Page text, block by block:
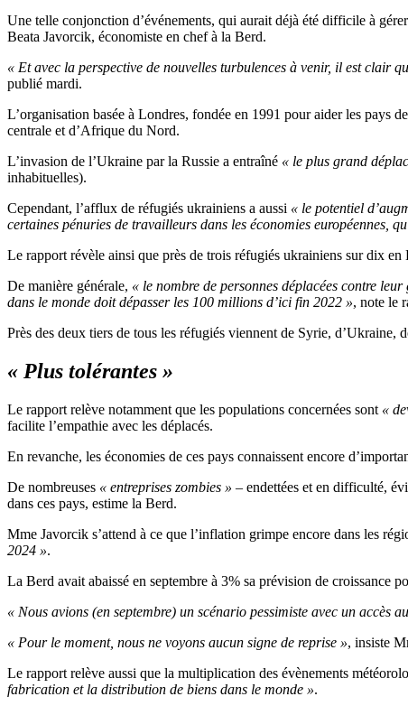
Une telle conjonction d’événements, qui aurait déjà été difficile à
Beata Javorcik, économiste en chef à la Berd.
« Et avec la perspective de nouvelles turbulences à venir, il est clair
publié mardi.
L’organisation basée à Londres, fondée en 1991 pour aider les pays
centrale et d’Afrique du Nord.
L’invasion de l’Ukraine par la Russie a entraîné « le plus grand
inhabituelles).
Cependant, l’afflux de réfugiés ukrainiens a aussi « le potentiel
certaines pénuries de travailleurs dans les économies européennes,
Le rapport révèle ainsi que près de trois réfugiés ukrainiens sur dix en
De manière générale, « le nombre de personnes déplacées contre
dans le monde doit dépasser les 100 millions d’ici fin 2022 », note le
Près des deux tiers de tous les réfugiés viennent de Syrie,
« Plus tolérantes »
Le rapport relève notamment que les populations concernées sont «
facilite l’empathie avec les déplacés.
En revanche, les économies de ces pays connaissent encore
De nombreuses « entreprises zombies » – endettées et en difficulté,
dans ces pays, estime la Berd.
Mme Javorcik s’attend à ce que l’inflation grimpe encore dans les
2024 ».
La Berd avait abaissé en septembre à 3% sa prévision de croissance
« Nous avions (en septembre) un scénario pessimiste avec un accès
« Pour le moment, nous ne voyons aucun signe de reprise », insiste
Le rapport relève aussi que la multiplication des évènements
fabrication et la distribution de biens dans le monde ».